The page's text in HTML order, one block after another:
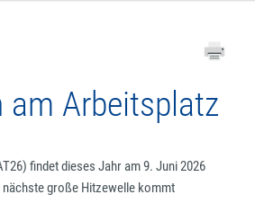
am Arbeitsplatz
findet dieses Jahr am 9. Juni 2026
große Hitzewelle kommt